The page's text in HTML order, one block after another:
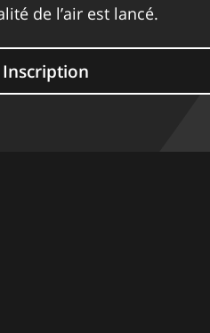
de l’air est lancé.
Inscription